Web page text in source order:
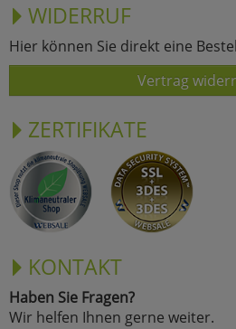
WIDERRUF
Hier können Sie direkt eine
Vertrag
ZERTIFIKATE
KONTAKT
Haben Sie Fragen?
Wir helfen Ihnen gerne weiter.